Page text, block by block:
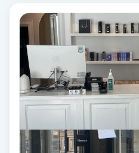
Permanent
Permanent hårborttagning
Permanent ögonbrynsmakeup
Personal shopper